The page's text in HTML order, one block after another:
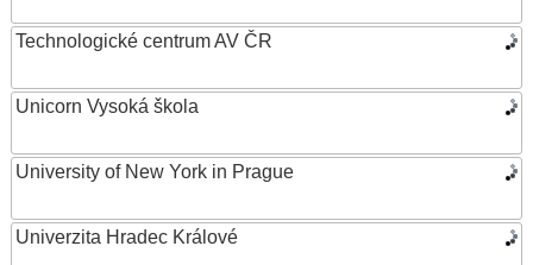
Technologické centrum AV ČR
Unicorn Vysoká škola
University of New York in Prague
Univerzita Hradec Králové